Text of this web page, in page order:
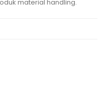
material handling.